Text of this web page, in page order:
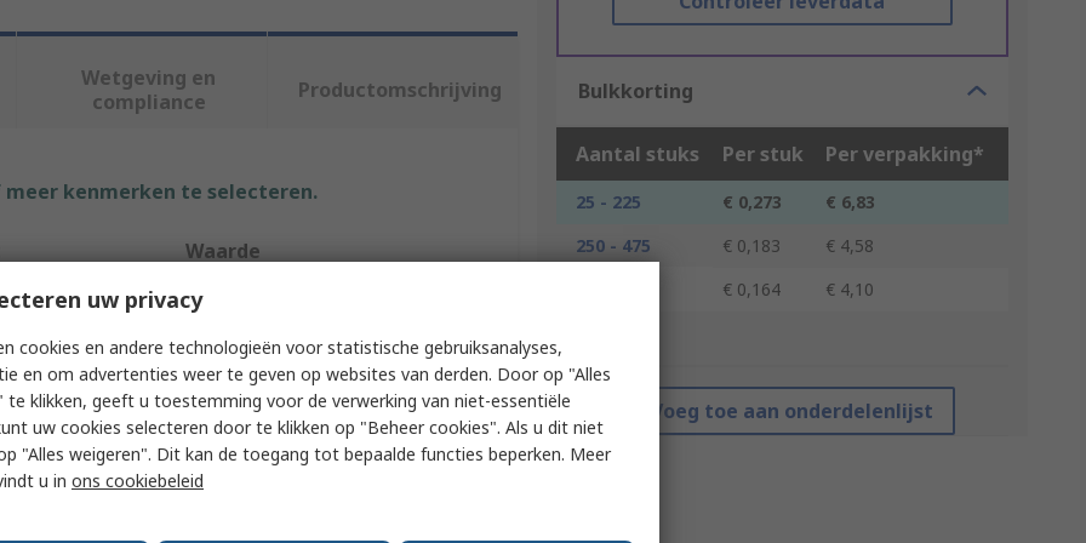
Bulkkorting
Aantal stuks Per stuk Per verpakking*
25 - 225 € 0,273
€ 6,83
250 - 475
€ 0,183
€ 4,58
€ 0,164 € 4,10
*prijsindicatie
Voeg toe aan onderdelenlijst
Wetgeving en
compliance
Productomschrijving
kenmerken te selecteren.
Waarde
TE Connectivity
Crimp Terminal Housing
Plug
6.35 mm
uw privacy
cookies en andere technologieën voor statistische gebruiksanalyses,
en om advertenties weer te geven op websites van derden. Door op "Alles
te klikken, geeft u toestemming voor de verwerking van niet-essentiële
uw cookies selecteren door te klikken op "Beheer cookies". Als u dit niet
"Alles weigeren". Dit kan de toegang tot bepaalde functies beperken. Meer
u in ons cookiebeleid